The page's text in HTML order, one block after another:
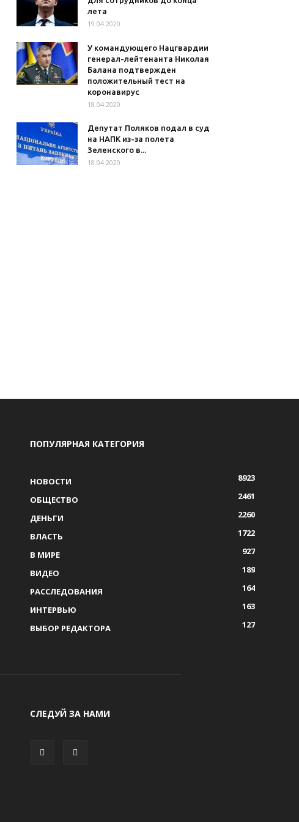
лета
19.04.2020
У командующего Нацгвардии
генерал-лейтенанта Николая
Балана подтвержден
положительный тест на
коронавирус
18.04.2020
Депутат Поляков подал в суд
на НАПК из-за полета
Зеленского в...
18.04.2020
ПОПУЛЯРНАЯ КАТЕГОРИЯ
НОВОСТИ
8923
ОБЩЕСТВО
2461
ДЕНЬГИ
2260
ВЛАСТЬ
1722
В МИРЕ
927
ВИДЕО
189
РАССЛЕДОВАНИЯ
164
ИНТЕРВЬЮ
163
ВЫБОР РЕДАКТОРА
127
СЛЕДУЙ ЗА НАМИ